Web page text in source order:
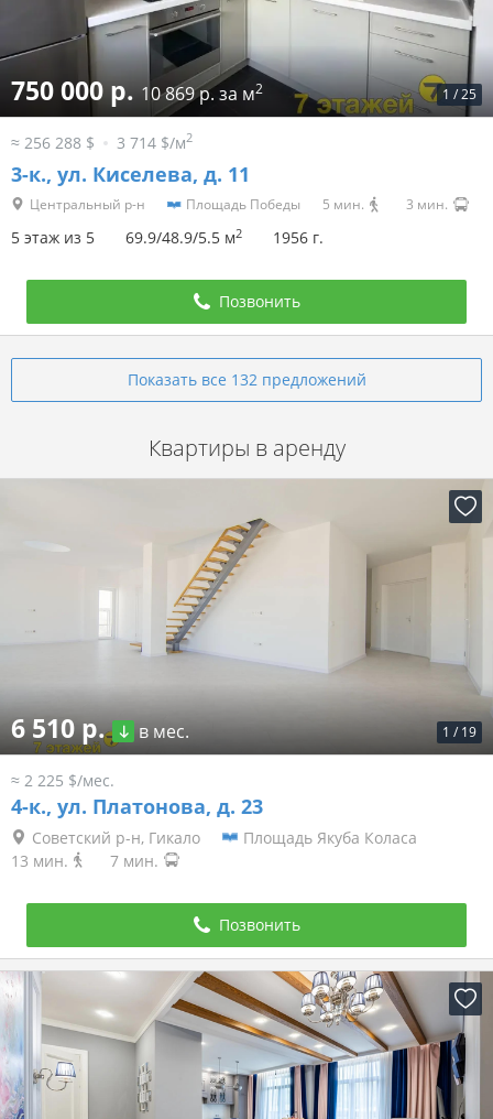
1 /25
750 000 р.10 869 р. за м2
≈ 256 288 $ 3 714 $/м2
3-к., ул. Киселева, д. 11
Центральный р-н Площадь Победы 5 мин. 3 мин.
5 этаж из 5 69.9/48.9/5.5 м2 1956 г.
Позвонить
Показать все 132 предложений
Квартиры в аренду
1 / 19
6 510 р. в мес.
≈ 2 225 $/мес.
4-к., ул. Платонова, д. 23
Советский р-н, Гикало
Площадь Якуба Коласа
13 мин.
7 мин.
Позвонить